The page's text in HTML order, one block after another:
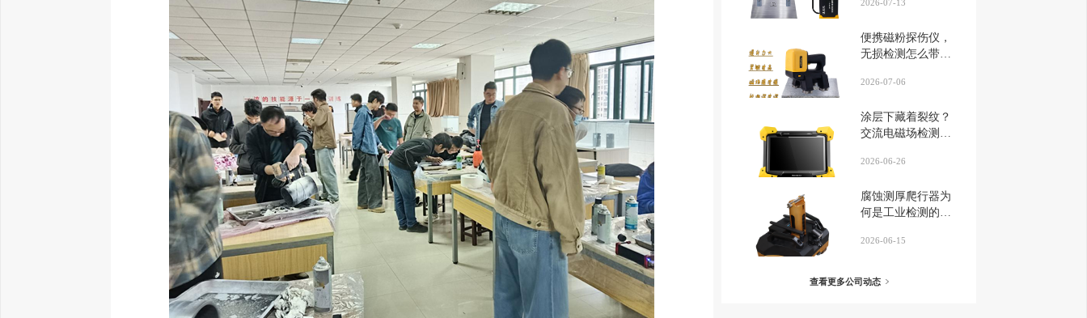
2026-07-13
便携磁粉探伤仪，
无损检测怎么带上
2026-07-06
涂层下藏着裂纹？
交流电磁场检测仪
2026-06-26
腐蚀测厚爬行器为
何是工业检测的可
2026-06-15
查看更多公司动态